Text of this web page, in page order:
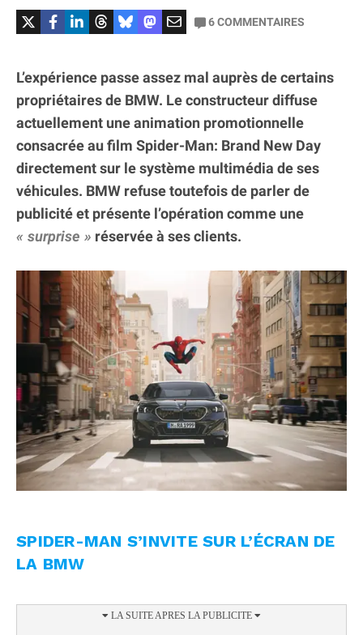
6COMMENTAIRES
L’expérience passe assez mal auprès de certains
propriétaires de BMW. Le constructeur diffuse
actuellement une animation promotionnelle
consacrée au film Spider-Man: Brand New Day
directement sur le système multimédia de ses
véhicules. BMW refuse toutefois de parler de
publicité et présente l’opération comme une
surprise
réservée à ses clients.
SPIDER-MAN S’INVITE SUR L’ÉCRAN DE
LA BMW